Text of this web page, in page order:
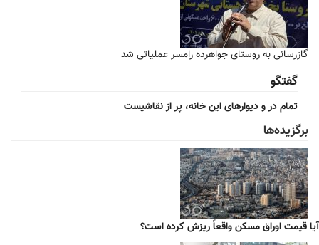
گازرسانی به روستای جواهرده رامسر عملیاتی شد
گفتگو
تمام در و دیوارهای این خانه، پر از نقاشیست
برگزیده‌ها
آیا قیمت اوراق مسکن واقعاً ریزش کرده است؟